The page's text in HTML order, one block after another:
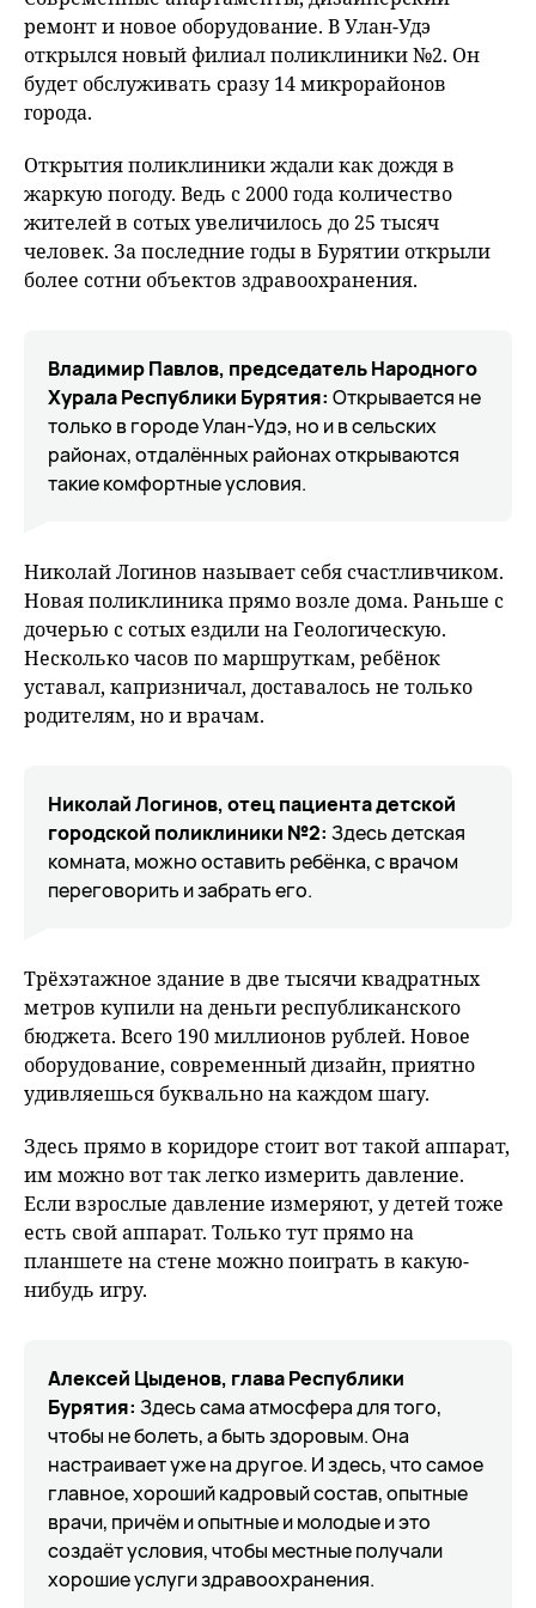
ремонт и новое оборудование. В Улан-Удэ
открылся новый филиал поликлиники №2. Он
будет обслуживать сразу 14 микрорайонов
города.
Открытия поликлиники ждали как дождя в
жаркую погоду. Ведь с 2000 года количество
жителей в сотых увеличилось до 25 тысяч
человек. За последние годы в Бурятии открыли
более сотни объектов здравоохранения.
Bлaдимиp Пaвлoв, пpeдceдaтeль Нapoднoгo
Хуpaлa Рecпублики Буpятия: Открывается не
только в городе Улан-Удэ, но и в сельских
районах, отдалённых районах открываются
такие комфортные условия.
Николай Логинов называет себя счастливчиком.
Новая поликлиника прямо возле дома. Раньше с
дочерью с сотых ездили на Геологическую.
Несколько часов по маршруткам, ребёнок
уставал, капризничал, доставалось не только
родителям, но и врачам.
Николай Логинов, отец пациента детской
городской поликлиники №2: Здесь детская
комната, можно оставить ребёнка, с врачом
переговорить и забрать его.
Трёхэтажное здание в две тысячи квадратных
метров купили на деньги республиканского
бюджета. Всего 190 миллионов рублей. Новое
оборудование, современный дизайн, приятно
удивляешься буквально на каждом шагу.
Здесь прямо в коридоре стоит вот такой аппарат,
им можно вот так легко измерить давление.
Если взрослые давление измеряют, у детей тоже
есть свой аппарат. Только тут прямо на
планшете на стене можно поиграть в какую-
нибудь игру.
Алексей Цыденов, глава Республики
Бурятия: Здесь сама атмосфера для того,
чтобы не болеть, а быть здоровым. Она
настраивает уже на другое. И здесь, что самое
главное, хороший кадровый состав, опытные
врачи, причём и опытные и молодые и это
создаёт условия, чтобы местные получали
хорошие услуги здравоохранения.